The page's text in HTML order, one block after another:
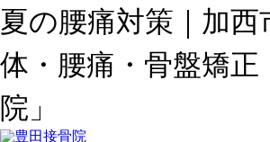
夏の腰痛対策｜加西
体・腰痛・骨盤矯正
院」